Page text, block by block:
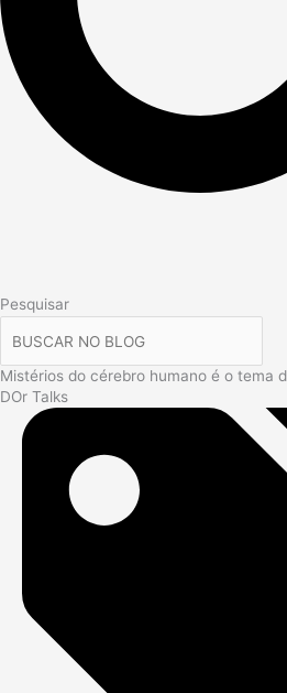
Pesquisar
Mistérios do cérebro humano é o tema
DOr Talks